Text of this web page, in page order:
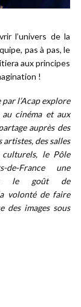
l’univers de la
pas à pas, le
aux principes
!
l’Acap explore
cinéma et aux
auprès des
des salles
culturels, le Pôle
France une
le goût de
volonté de faire
des images sous